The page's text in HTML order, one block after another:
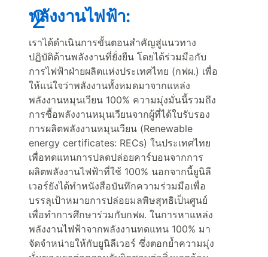
พลังงานไฟฟ้า:
เราได้ดำเนินการขั้นตอนสำคัญสู่แนวทาง
ปฏิบัติด้านพลังงานที่ยั่งยืน โดยได้ร่วมมือกับ
การไฟฟ้าฝ่ายผลิตแห่งประเทศไทย (กฟผ.) เพื่อ
ให้แน่ใจว่าพลังงานทั้งหมดมาจากแหล่ง
พลังงานหมุนเวียน 100% ความมุ่งมั่นนี้รวมถึง
การซื้อพลังงานหมุนเวียนจากผู้ที่ได้ใบรับรอง
การผลิตพลังงานหมุนเวียน (Renewable
energy certificates: RECs) ในประเทศไทย
เพื่อทดแทนการปลดปล่อยคาร์บอนจากการ
ผลิตพลังงานไฟฟ้าที่ใช้ 100% นอกจากนี้ยูนิลี
เวอร์ยังได้ทำหนังสือบันทึกความร่วมมือเพื่อ
บรรลุเป้าหมายการปล่อยมลพิษสุทธิเป็นศูนย์
เพื่อทำการศึกษาร่วมกับกฟผ. ในการหาแหล่ง
พลังงานไฟฟ้าจากพลังงานทดแทน 100% มา
จัดจำหน่ายให้กับยูนิลีเวอร์ ซึ่งตอกย้ำความมุ่ง